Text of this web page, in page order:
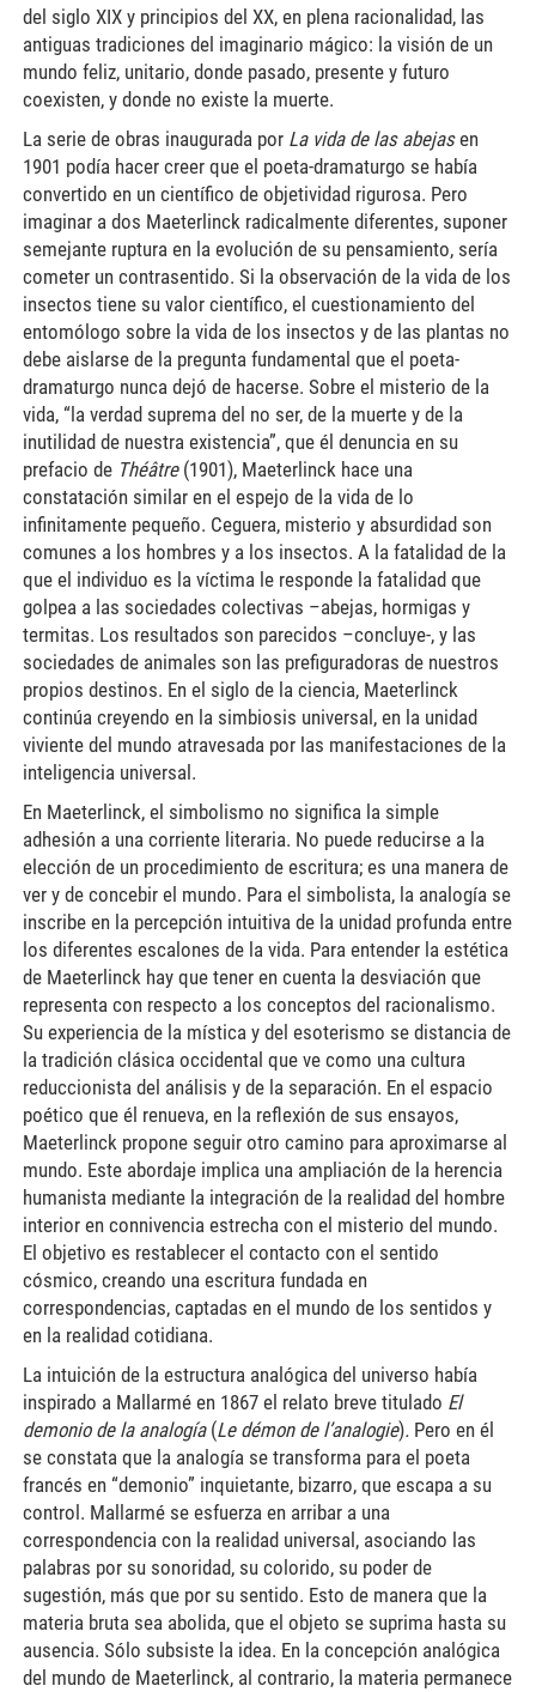
del siglo XIX y principios del XX, en plena racionalidad, las
antiguas tradiciones del imaginario mágico: la visión de un
mundo feliz, unitario, donde pasado, presente y futuro
coexisten, y donde no existe la muerte.
La serie de obras inaugurada por La vida de las abejasen
1901 podía hacer creer que el poeta-dramaturgo se había
convertido en un científico de objetividad rigurosa. Pero
imaginar a dos Maeterlinck radicalmente diferentes, suponer
semejante ruptura en la evolución de su pensamiento, sería
cometer un contrasentido. Si la observación de la vida de los
insectos tiene su valor científico, el cuestionamiento del
entomólogo sobre la vida de los insectos y de las plantas no
debe aislarse de la pregunta fundamental que el poeta-
dramaturgo nunca dejó de hacerse. Sobre el misterio de la
vida, “la verdad suprema del no ser, de la muerte y de la
inutilidad de nuestra existencia”, que él denuncia en su
prefacio de Théâtre(1901), Maeterlinck hace una
constatación similar en el espejo de la vida de lo
infinitamente pequeño. Ceguera, misterio y absurdidad son
comunes a los hombres y a los insectos. A la fatalidad de la
que el individuo es la víctima le responde la fatalidad que
golpea a las sociedades colectivas –abejas, hormigas y
termitas. Los resultados son parecidos –concluye-, y las
sociedades de animales son las prefiguradoras de nuestros
propios destinos. En el siglo de la ciencia, Maeterlinck
continúa creyendo en la simbiosis universal, en la unidad
viviente del mundo atravesada por las manifestaciones de la
inteligencia universal.
En Maeterlinck, el simbolismo no significa la simple
adhesión a una corriente literaria. No puede reducirse a la
elección de un procedimiento de escritura; es una manera de
ver y de concebir el mundo. Para el simbolista, la analogía se
inscribe en la percepción intuitiva de la unidad profunda entre
los diferentes escalones de la vida. Para entender la estética
de Maeterlinck hay que tener en cuenta la desviación que
representa con respecto a los conceptos del racionalismo.
Su experiencia de la mística y del esoterismo se distancia de
la tradición clásica occidental que ve como una cultura
reduccionista del análisis y de la separación. En el espacio
poético que él renueva, en la reflexión de sus ensayos,
Maeterlinck propone seguir otro camino para aproximarse al
mundo. Este abordaje implica una ampliación de la herencia
humanista mediante la integración de la realidad del hombre
interior en connivencia estrecha con el misterio del mundo.
El objetivo es restablecer el contacto con el sentido
cósmico, creando una escritura fundada en
correspondencias, captadas en el mundo de los sentidos y
en la realidad cotidiana.
La intuición de la estructura analógica del universo había
inspirado a Mallarmé en 1867 el relato breve titulado El
demonio de la analogía (Le démon de l’analogie).Pero en él
se constata que la analogía se transforma para el poeta
francés en “demonio” inquietante, bizarro, que escapa a su
control. Mallarmé se esfuerza en arribar a una
correspondencia con la realidad universal, asociando las
palabras por su sonoridad, su colorido, su poder de
sugestión, más que por su sentido. Esto de manera que la
materia bruta sea abolida, que el objeto se suprima hasta su
ausencia. Sólo subsiste la idea. En la concepción analógica
del mundo de Maeterlinck, al contrario, la materia permanece